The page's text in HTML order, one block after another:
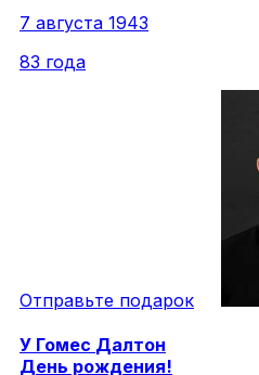
7 августа 1943
83 года
Отправьте подарок
У Гомес Далтон
День рождения!